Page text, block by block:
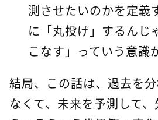
測させたいのかを定義
に「丸投げ」するんじ
こなす」っていう意識
結局、この話は、過去を
なくて、未来を予測して